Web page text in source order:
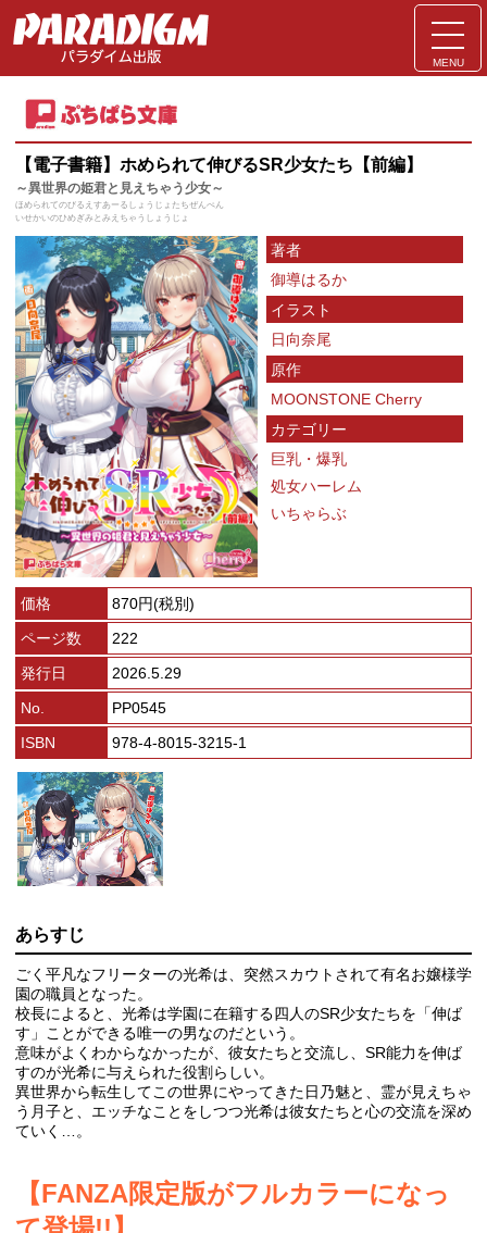
MENU
【電子書籍】ホめられて伸びるSR少女たち【前編】
～異世界の姫君と見えちゃう少女～
ほめられてのびるえすあーるしょうじょたちぜんぺん
いせかいのひめぎみとみえちゃうしょうじょ
著者
御導はるか
イラスト
日向奈尾
原作
MOONSTONE Cherry
カテゴリー
巨乳・爆乳
処女ハーレム
いちゃらぶ
価格
870円(税別)
ページ数
222
発行日
2026.5.29
No.
PP0545
ISBN
978-4-8015-3215-1
あらすじ
ごく平凡なフリーターの光希は、突然スカウトされて有名お嬢様学
園の職員となった。
校長によると、光希は学園に在籍する四人のSR少女たちを「伸ば
す」ことができる唯一の男なのだという。
意味がよくわからなかったが、彼女たちと交流し、SR能力を伸ば
すのが光希に与えられた役割らしい。
異世界から転生してこの世界にやってきた日乃魅と、霊が見えちゃ
う月子と、エッチなことをしつつ光希は彼女たちと心の交流を深め
ていく…。
【FANZA限定版がフルカラーになっ